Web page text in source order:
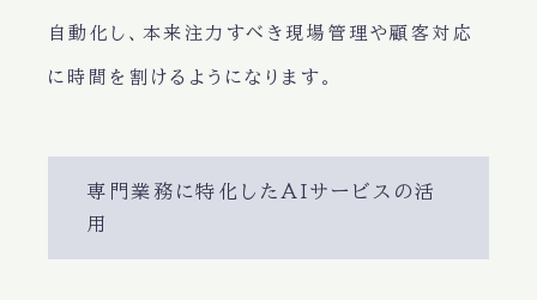
自動化し、本来注力すべき現場管理や顧客対応
に時間を割けるようになります。
専門業務に特化したAIサービスの活
用